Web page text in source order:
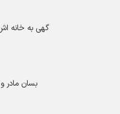
گهی به خانه
بسان مادر